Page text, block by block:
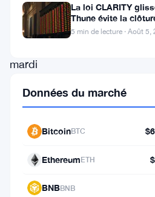
H100
ont
mardi
vert
pour
La loi CLARITY
Thune évite la
évoluent
5 min de lecture · Août 5,
Données du marché
BitcoinBTC
EthereumETH
BNBBNB